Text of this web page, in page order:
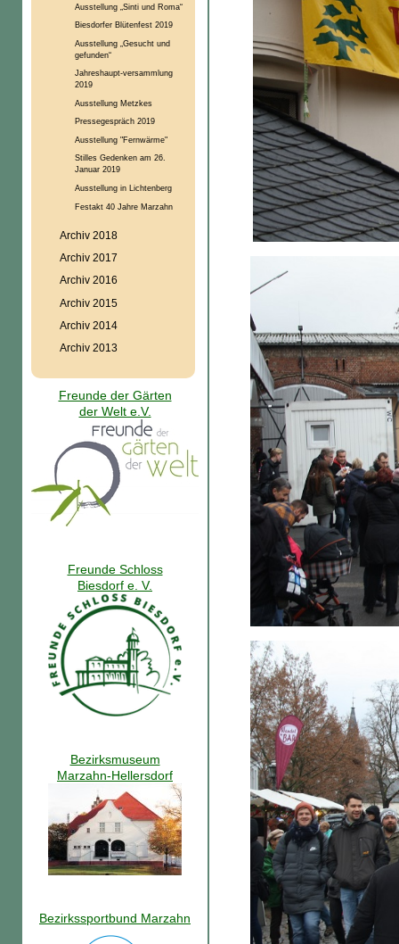
Ausstellung „Sinti und Roma“
Biesdorfer Blütenfest 2019
Ausstellung „Gesucht und
gefunden“
Jahreshaupt-versammlung
2019
Ausstellung Metzkes
Pressegespräch 2019
Ausstellung "Fernwärme"
Stilles Gedenken am 26.
Januar 2019
Ausstellung in Lichtenberg
Festakt 40 Jahre Marzahn
Archiv 2018
Archiv 2017
Archiv 2016
Archiv 2015
Archiv 2014
Archiv 2013
Freunde der Gärten
der Welt e.V.
Freunde Schloss
Biesdorf e. V.
Bezirksmuseum
Marzahn-Hellersdorf
Bezirkssportbund Marzahn